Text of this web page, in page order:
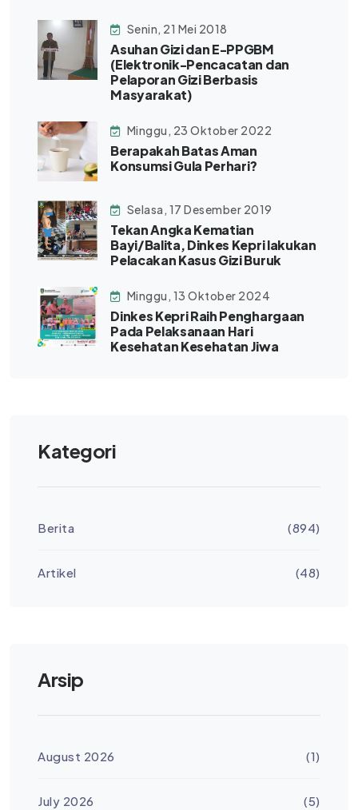
Senin, 21 Mei 2018
Asuhan Gizi dan E-PPGBM
(Elektronik-Pencacatan dan
Pelaporan Gizi Berbasis
Masyarakat)
Minggu, 23 Oktober 2022
Berapakah Batas Aman
Konsumsi Gula Perhari?
Selasa, 17 Desember 2019
Tekan Angka Kematian
Bayi/Balita, Dinkes Kepri lakukan
Pelacakan Kasus Gizi Buruk
Minggu, 13 Oktober 2024
Dinkes Kepri Raih Penghargaan
Pada Pelaksanaan Hari
Kesehatan Kesehatan Jiwa
Kategori
Berita (894)
Artikel (48)
Arsip
August 2026 (1)
July 2026 (5)